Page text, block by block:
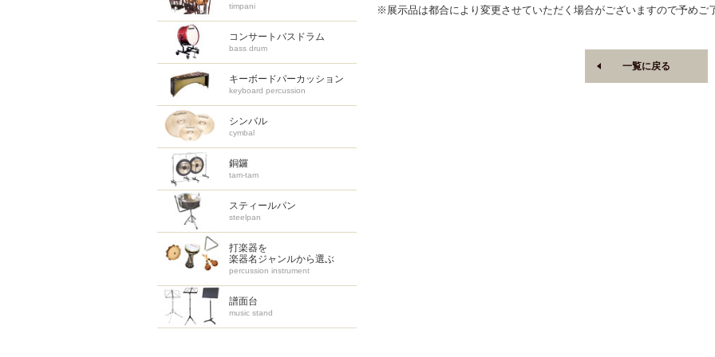
※展示品は都合により変更させていただく場合がございますので予めご
一覧に戻る
timpani
コンサートバスドラム
bass drum
キーボードパーカッション
keyboard percussion
シンバル
cymbal
銅鑼
tam-tam
スティールパン
steelpan
打楽器を
楽器名ジャンルから選ぶ
percussion instrument
譜面台
music stand